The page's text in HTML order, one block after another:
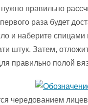
правильно
раза будет
и наберите спицами
штук. Затем,
правильно полой
чередованием